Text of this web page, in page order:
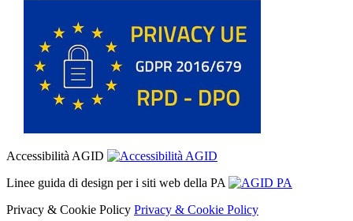
Accessibilità AGID
Linee guida di design per i siti web della PA
Privacy & Cookie Policy Privacy & Cookie Policy